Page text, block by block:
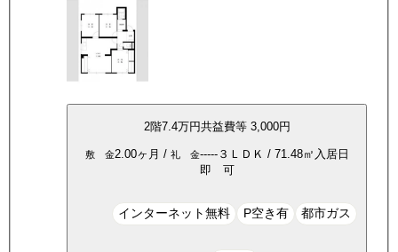
2階7.4万円共益費等 3,000円
敷 金2.00ヶ月 / 礼 金-----３ＬＤＫ / 71.48㎡ 入居日
即 可
インターネット無料 P空き有 都市ガス